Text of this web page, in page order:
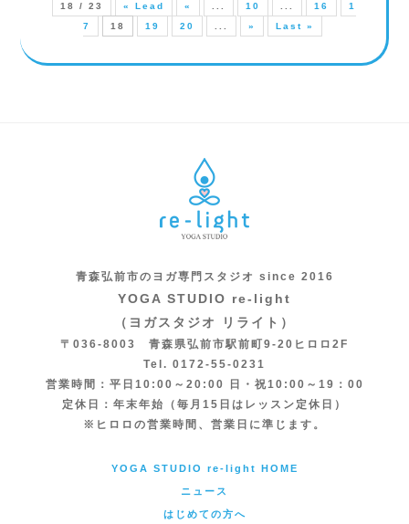
18 / 23 « Lead « 10 16
1
7
18 19 20 » Last »
青森弘前市のヨガ専門スタジオ since 2016
YOGA STUDIO re-light
（ヨガスタジオ リライト）
〒036-8003 青森県弘前市駅前町9-20ヒロロ2F
Tel. 0172-55-0231
営業時間：平日10:00～20:00 日・祝10:00～19：00
定休日：年末年始（毎月15日はレッスン定休日）
※ヒロロの営業時間、営業日に準じます。
YOGA STUDIO re-light HOME
ニュース
はじめての方へ